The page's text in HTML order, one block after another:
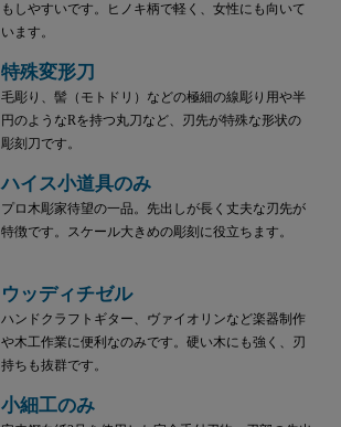
もしやすいです。ヒノキ柄で軽く、女性にも向いて
います。
特殊変形刀
毛彫り、髻（モトドリ）などの極細の線彫り用や半
円のようなRを持つ丸刀など、刃先が特殊な形状の
彫刻刀です。
ハイス小道具のみ
プロ木彫家待望の一品。先出しが長く丈夫な刃先が
特徴です。スケール大きめの彫刻に役立ちます。
ウッディチゼル
ハンドクラフトギター、ヴァイオリンなど楽器制作
や木工作業に便利なのみです。硬い木にも強く、刃
持ちも抜群です。
小細工のみ